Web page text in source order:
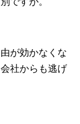
が効かなくな
社からも逃げ